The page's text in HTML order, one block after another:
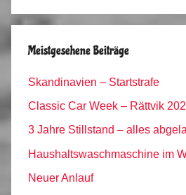
Meistgesehene Beiträge
Skandinavien – Startstrafe
Classic Car Week – Rättvik
3 Jahre Stillstand – alles
Haushaltswaschmaschine im
Neuer Anlauf